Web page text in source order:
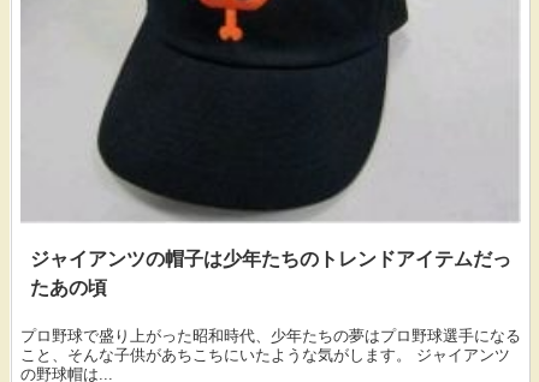
ジャイアンツの帽子は少年たちのトレンドアイテムだっ
たあの頃
プロ野球で盛り上がった昭和時代、少年たちの夢はプロ野球選手になる
こと、そんな子供があちこちにいたような気がします。 ジャイアンツ
の野球帽は...